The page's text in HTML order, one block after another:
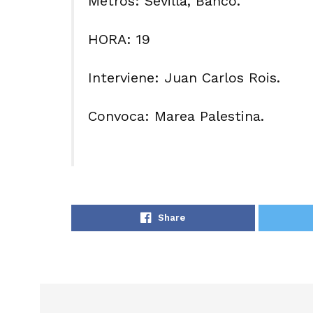
HORA: 19
Interviene: Juan Carlos Rois.
Convoca: Marea Palestina.
Share